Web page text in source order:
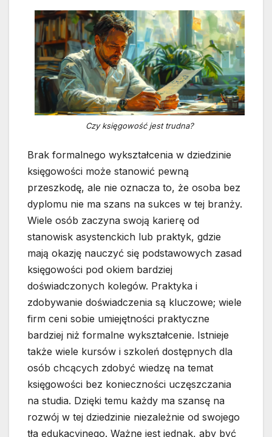
Czy księgowość jest trudna?
Brak formalnego wykształcenia w dziedzinie
księgowości może stanowić pewną
przeszkodę, ale nie oznacza to, że osoba bez
dyplomu nie ma szans na sukces w tej branży.
Wiele osób zaczyna swoją karierę od
stanowisk asystenckich lub praktyk, gdzie
mają okazję nauczyć się podstawowych zasad
księgowości pod okiem bardziej
doświadczonych kolegów. Praktyka i
zdobywanie doświadczenia są kluczowe; wiele
firm ceni sobie umiejętności praktyczne
bardziej niż formalne wykształcenie. Istnieje
także wiele kursów i szkoleń dostępnych dla
osób chcących zdobyć wiedzę na temat
księgowości bez konieczności uczęszczania
na studia. Dzięki temu każdy ma szansę na
rozwój w tej dziedzinie niezależnie od swojego
tła edukacyjnego. Ważne jest jednak, aby być